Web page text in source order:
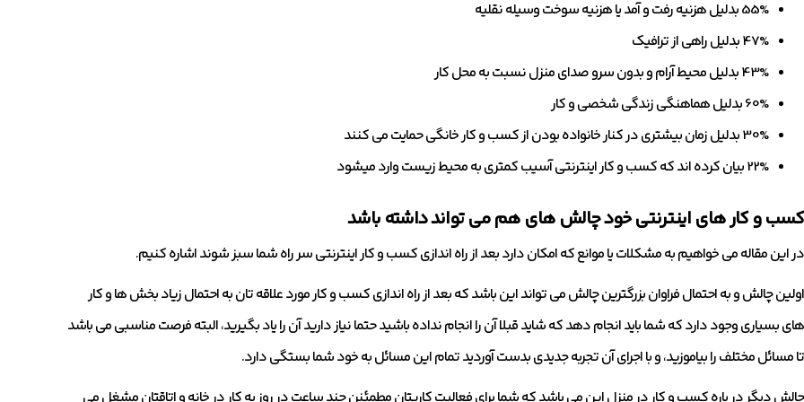
55% بدلیل هزنیه رفت و آمد یا هزنیه سوخت وسیله نقلیه
47% بدلیل راهی از ترافیک
43% بدلیل محیط آرام و بدون سرو صدای منزل نسبت به محل کار
60% بدلیل هماهنگی زندگی شخصی و کار
30% بدلیل زمان بیشتری در کنار خانواده بودن از کسب و کار خانگی حمایت می کنند
22% بیان کرده اند که کسب و کار اینترنتی آسیب کمتری به محیط زیست وارد میشود
کسب و کار های اینترنتی خود چالش های هم می تواند داشته باشد
در این مقاله می خواهیم به مشکلات یا موانع که امکان دارد بعد از راه اندازی کسب و کار اینترنتی سر راه شما سبز شوند اشاره کنیم.
اولین چالش و به احتمال فراوان بزرگترین چالش می تواند این باشد که بعد از راه اندازی کسب و کار مورد علاقه تان به احتمال زیاد بخش ها و کار
های بسیاری وجود دارد که شما باید انجام دهد که شاید قبلا آن را انجام نداده باشید حتما نیاز دارید آن را یاد بگیرید، البته فرصت مناسبی می باشد
تا مسائل مختلف را بیاموزید، و با اجرای آن تجربه جدیدی بدست آوردید تمام این مسائل به خود شما بستگی دارد.